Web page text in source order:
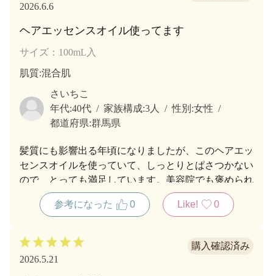
2026.6.6
ヘアエッセンスオイル使ってます
サイズ：100mL入
肌質:混合肌
さいちこ
年代:40代 家族構成:3人 性別:女性
都道府県:群馬県
髪質にも影響出る年頃になりましたが、このヘアエッ
センスオイルを使っていて、しっとりとぱさつかない
ので、とっても満足しています。美容院でも褒められ
てうれしくなってます。とってもおすすめです
参考になった
0 Like! 0
2026.5.21